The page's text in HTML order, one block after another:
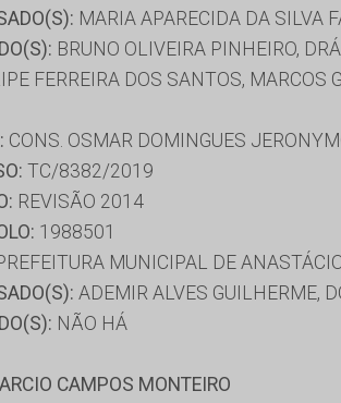
MARIA APARECIDA DA SILVA
BRUNO OLIVEIRA PINHEIRO,
FERREIRA DOS SANTOS, MARCOS
CONS. OSMAR DOMINGUES
TC/8382/2019
REVISÃO 2014
1988501
MUNICIPAL DE
ADEMIR ALVES GUILHERME,
NÃO HÁ
CAMPOS MONTEIRO